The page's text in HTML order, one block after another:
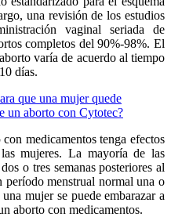
una revisión de los estudios
vaginal seriada de
completos del 90%-98%. El
varía de acuerdo al tiempo
días.
que una mujer quede
un aborto con Cytotec?
medicamentos tenga efectos
mujeres. La mayoría de las
o tres semanas posteriores al
menstrual normal una o
mujer se puede embarazar a
aborto con medicamentos.